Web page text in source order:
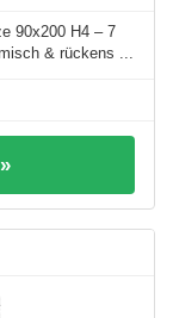
90x200 H4 – 7
& rückens ...